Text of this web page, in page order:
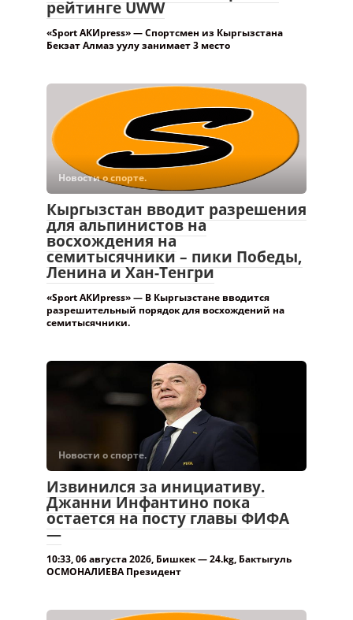
рейтинге UWW
«Sport АКИpress» — Спортсмен из Кыргызстана
Бекзат Алмаз уулу занимает 3 место
Новости о спорте.
Кыргызстан вводит разрешения
для альпинистов на
восхождения на
семитысячники – пики Победы,
Ленина и Хан-Тенгри
«Sport АКИpress» — В Кыргызстане вводится
разрешительный порядок для восхождений на
семитысячники.
Новости о спорте.
Извинился за инициативу.
Джанни Инфантино пока
остается на посту главы ФИФА
—
10:33, 06 августа 2026, Бишкек — 24.kg, Бактыгуль
ОСМОНАЛИЕВА Президент